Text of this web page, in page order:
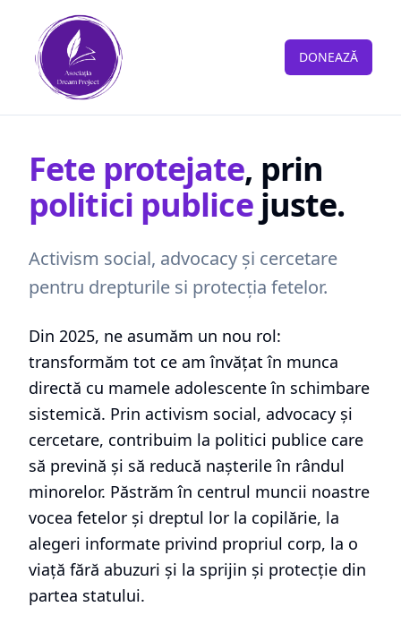
DONEAZĂ
Fete protejate, prin
politici publicejuste.
Activism social, advocacy și cercetare
pentru drepturile si protecția fetelor.
Din 2025, ne asumăm un nou rol:
transformăm tot ce am învățat în munca
directă cu mamele adolescente în schimbare
sistemică. Prin activism social, advocacy și
cercetare, contribuim la politici publice care
să prevină și să reducă nașterile în rândul
minorelor. Păstrăm în centrul muncii noastre
vocea fetelor și dreptul lor la copilărie, la
alegeri informate privind propriul corp, la o
viață fără abuzuri și la sprijin și protecție din
partea statului.